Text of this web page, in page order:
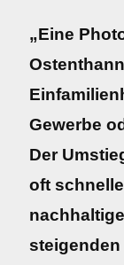
„Eine
Gewerbe
Der
oft
steigenden